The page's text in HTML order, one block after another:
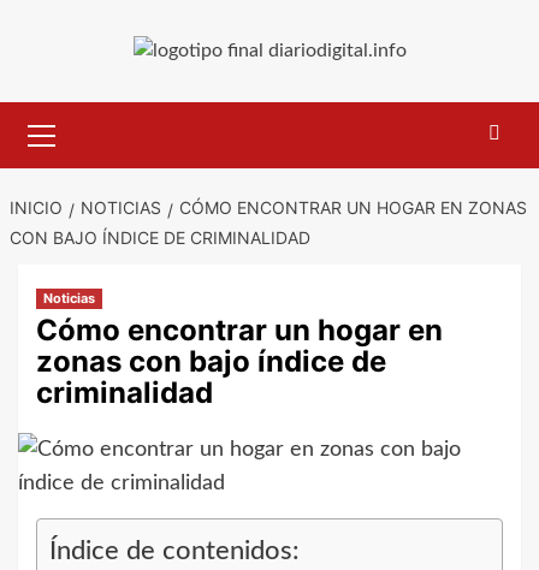
primario
INICIO NOTICIAS
CÓMO ENCONTRAR UN HOGAR EN ZONAS
CON BAJO ÍNDICE DE CRIMINALIDAD
Noticias
Cómo encontrar un hogar en
zonas con bajo índice de
criminalidad
Índice de contenidos: